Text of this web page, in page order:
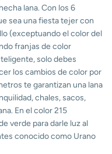
lana. Con los 6
sea una fiesta tejer con
(exceptuando el color del
franjas de color
solo debes
los cambios de color por
te garantizan una lana
chales, sacos,
En el color 215
verde para darle luz al
conocido como Urano